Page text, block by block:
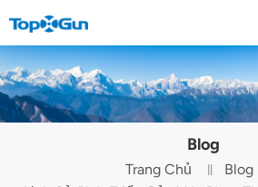
LIÊN HỆ VỚI CHÚNG TÔI
English
Blog
Trang Chủ
Blog